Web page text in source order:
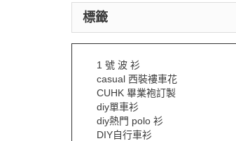
標籤
1 號 波 衫
casual 西裝褸車花
CUHK 畢業袍訂製
diy單車衫
diy熱門 polo 衫
DIY自行車衫